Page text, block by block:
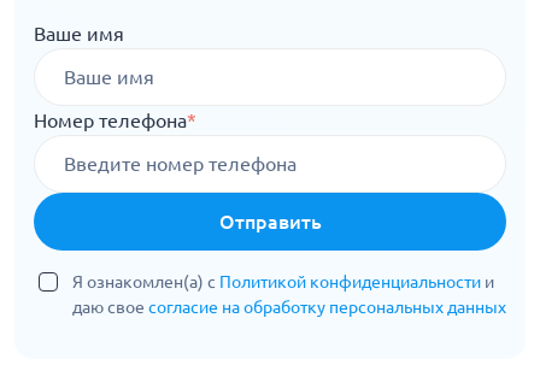
Ваше имя
Номер телефона*
Отправить
Я ознакомлен(а) с Политикой конфиденциальности и
даю свое согласие на обработку персональных данных